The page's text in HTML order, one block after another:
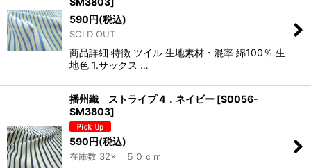
590円(税込)
SOLD OUT
商品詳細 特徴 ツイル 生地素材・混率 綿100％ 生
地色 1.サックス …
播州織 ストライプ 4．ネイビー [S0056-
SM3803]
590円(税込)
在庫数 32× ５０ｃｍ